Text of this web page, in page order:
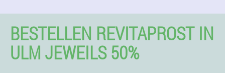
BESTELLEN REVITAPROST IN
ULM JEWEILS 50%